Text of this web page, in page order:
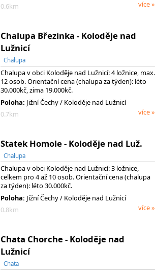
0.6km více »
Chalupa Březinka - Koloděje nad
Lužnicí
Chalupa
Chalupa v obci Koloděje nad Lužnicí: 4 ložnice, max.
12 osob. Orientační cena (chalupa za týden): léto
30.000kč, zima 19.000kč.
Poloha: Jižní Čechy / Koloděje nad Lužnicí
0.7km
více »
Statek Homole - Koloděje nad Luž.
Chalupa
Chalupa v obci Koloděje nad Lužnicí: 3 ložnice,
celkem pro 4 až 10 osob. Orientační cena (chalupa
za týden): léto 30.000kč.
Poloha: Jižní Čechy / Koloděje nad Lužnicí
0.8km
více »
Chata Chorche - Koloděje nad
Lužnicí
Chata